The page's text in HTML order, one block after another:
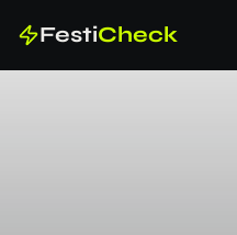
FestiCheck